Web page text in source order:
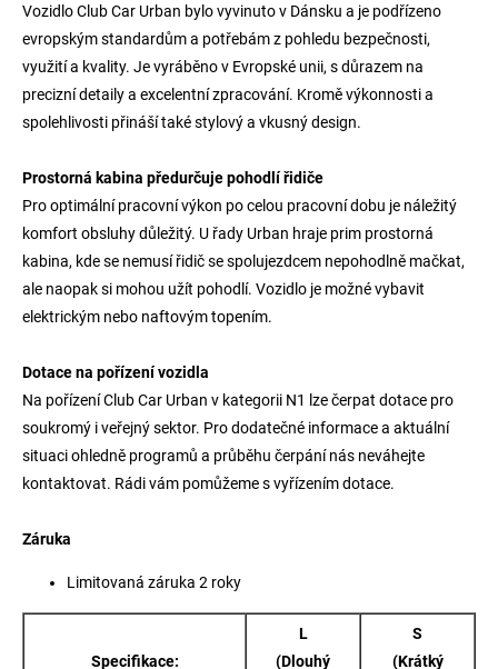
Vozidlo Club Car Urban bylo vyvinuto v Dánsku a je podřízeno
evropským standardům a potřebám z pohledu bezpečnosti,
využití a kvality. Je vyráběno v Evropské unii, s důrazem na
precizní detaily a excelentní zpracování. Kromě výkonnosti a
spolehlivosti přináší také stylový a vkusný design.
Prostorná kabina předurčuje pohodlí řidiče
Pro optimální pracovní výkon po celou pracovní dobu je náležitý
komfort obsluhy důležitý. U řady Urban hraje prim prostorná
kabina, kde se nemusí řidič se spolujezdcem nepohodlně mačkat,
ale naopak si mohou užít pohodlí. Vozidlo je možné vybavit
elektrickým nebo naftovým topením.
Dotace na pořízení vozidla
Na pořízení Club Car Urban v kategorii N1 lze čerpat dotace pro
soukromý i veřejný sektor. Pro dodatečné informace a aktuální
situaci ohledně programů a průběhu čerpání nás neváhejte
kontaktovat. Rádi vám pomůžeme s vyřízením dotace.
Záruka
Limitovaná záruka 2 roky
Specifikace:
L
(Dlouhý
S
(Krátký